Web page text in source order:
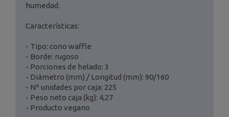
humedad.
Características:
- Tipo: cono waffle
- Borde: rugoso
- Porciones de helado: 3
- Diámetro (mm) / Longitud (mm): 90/160
- Nº unidades por caja: 225
- Peso neto caja (kg): 4,27
- Producto vegano